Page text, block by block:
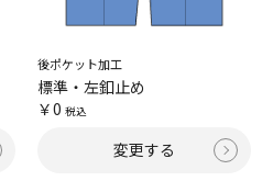
後ポケット加工
標準・左釦止め
￥0 税込
変更する